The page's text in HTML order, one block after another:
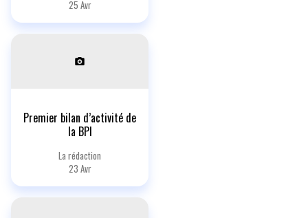
25 Avr
Premier bilan d’activité de
la BPI
La rédaction
23 Avr